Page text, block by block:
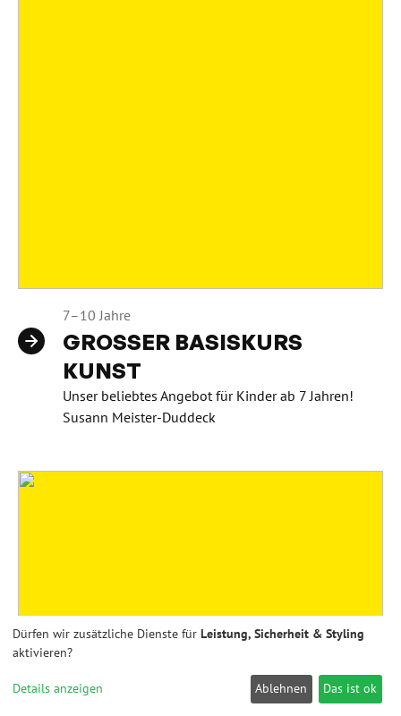
7–10 Jahre
GROSSER BASISKURS K
UNST
Unser beliebtes Angebot für Kinder ab 7 Jahren!
Susann Meister-Duddeck
Dürfen wir zusätzliche Dienste für Leistung, Sicherheit & Styling
aktivieren?
Details anzeigen Ablehnen Das ist ok